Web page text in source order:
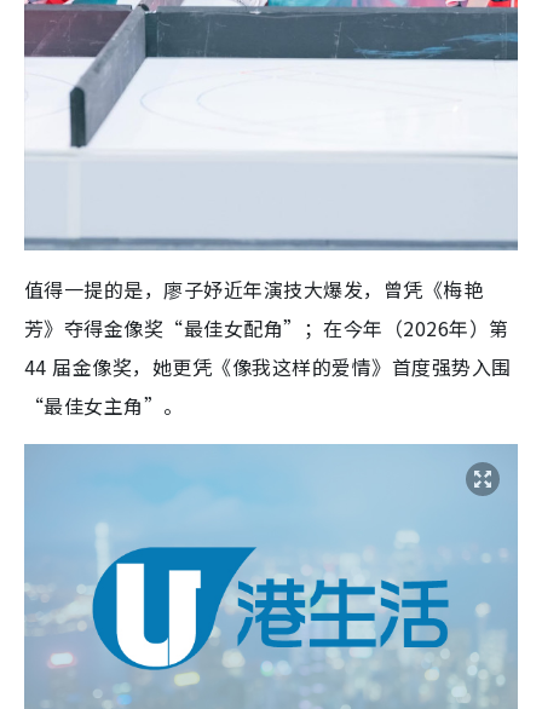
值得一提的是，廖子妤近年演技大爆发，曾凭《梅艳
芳》夺得金像奖“最佳女配角”；在今年（2026年）第
44 届金像奖，她更凭《像我这样的爱情》首度强势入围
“最佳女主角”。